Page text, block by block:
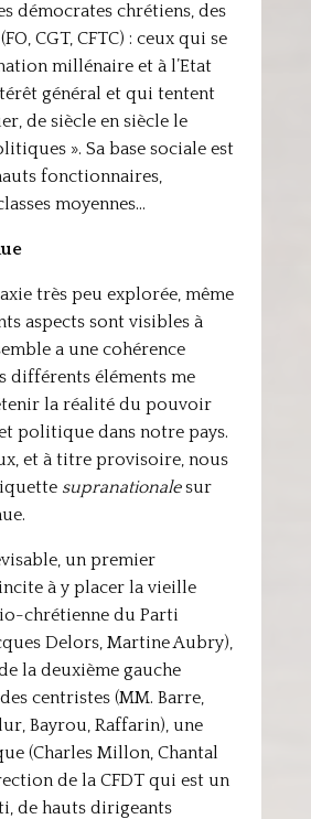
démocrates chrétiens, des
CGT, CFTC) : ceux qui se
millénaire et à l’Etat
général et qui tentent
de siècle en siècle le
». Sa base sociale est
fonctionnaires,
moyennes…
très peu explorée, même
aspects sont visibles à
a une cohérence
différents éléments me
la réalité du pouvoir
politique dans notre pays.
et à titre provisoire, nous
supranationalesur
un premier
à y placer la vieille
chrétienne du Parti
Delors, Martine Aubry),
la deuxième gauche
centristes (MM. Barre,
Bayrou, Raffarin), une
(Charles Millon, Chantal
de la CFDT qui est un
de hauts dirigeants